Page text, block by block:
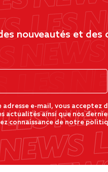
nouveautés et des
e-mail, vous acceptez
actualités ainsi que nos
connaissance de notre